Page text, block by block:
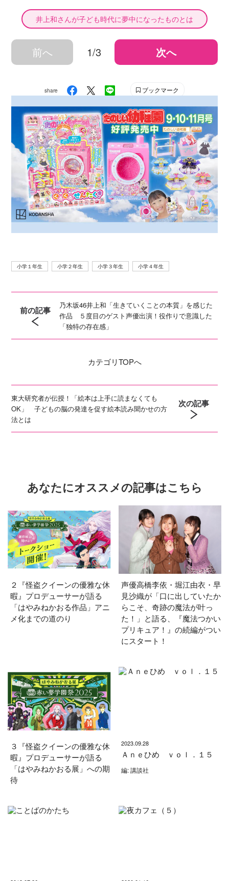
井上和さんが子ども時代に夢中になったものとは
前へ 1/3 次へ
share ブックマーク
小学１年生 小学２年生 小学３年生 小学４年生
前の記事
乃木坂46井上和「生きていくことの本質」を感じた
作品 ５度目のゲスト声優出演！役作りで意識した
「独特の存在感」
カテゴリTOPへ
東大研究者が伝授！「絵本は上手に読まなくても
OK」 子どもの脳の発達を促す絵本読み聞かせの方
法とは
次の記事
あなたにオススメの記事はこちら
２『怪盗クイーンの優雅な休
暇』プロデューサーが語る
「はやみねかおる作品」アニ
メ化までの道のり
声優高橋李依・堀江由衣・早
見沙織が「口に出していたか
らこそ、奇跡の魔法が叶っ
た！」と語る、『魔法つかい
プリキュア！』の続編がつい
にスタート！
３『怪盗クイーンの優雅な休
暇』プロデューサーが語る
「はやみねかおる展」への期
待
2023.09.28
Ａｎｅひめ ｖｏｌ．１５
編: 講談社